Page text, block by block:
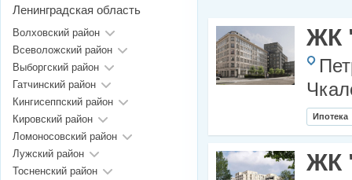
ЖК
Ипотека
ЖК
Ленинградская область
Волховский район
Всеволожский район
Выборгский район
Гатчинский район
Кингисеппский район
Кировский район
Ломоносовский район
Лужский район
Тосненский район